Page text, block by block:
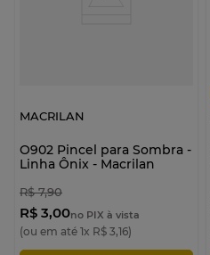
MACRILAN
O902 Pincel para Sombra -
Linha Ônix - Macrilan
R$ 7,90
R$ 3,00no PIX à vista
(ou em até 1x R$ 3,16)